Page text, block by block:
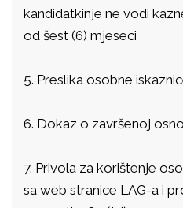
kandidatkinje ne vodi
od šest (6) mjeseci
5. Preslika osobne
6. Dokaz o završenoj
7. Privola za korištenje
sa web stranice LAG-a i